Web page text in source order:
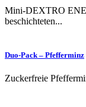
Mini-DEXTRO
beschichteten...
Duo-Pack – Pfefferminz
Zuckerfreie